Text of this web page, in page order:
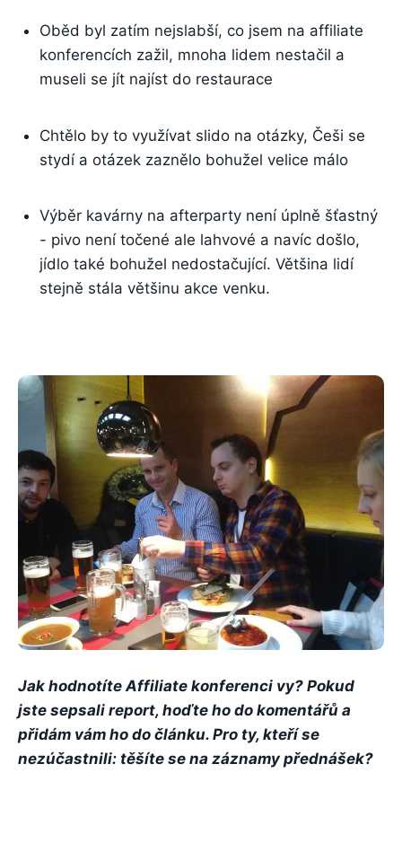
Oběd byl zatím nejslabší, co jsem na affiliate
konferencích zažil, mnoha lidem nestačil a
museli se jít najíst do restaurace
Chtělo by to využívat slido na otázky, Češi se
stydí a otázek zaznělo bohužel velice málo
Výběr kavárny na afterparty není úplně šťastný
- pivo není točené ale lahvové a navíc došlo,
jídlo také bohužel nedostačující. Většina lidí
stejně stála většinu akce venku.
Jak hodnotíte Affiliate konferenci vy? Pokud
jste sepsali report, hoďte ho do komentářů a
přidám vám ho do článku. Pro ty, kteří se
nezúčastnili: těšíte se na záznamy přednášek?